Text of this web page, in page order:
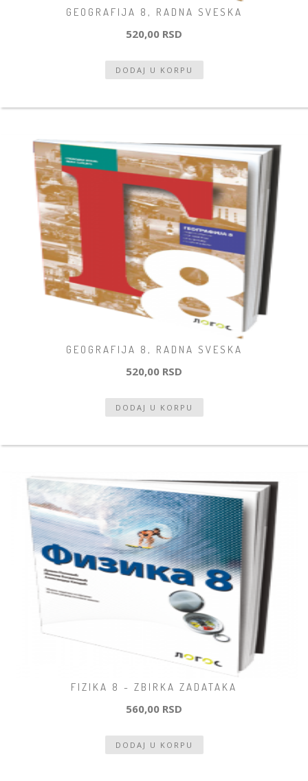
GEOGRAFIJA 8, RADNA SVESKA
520,00 RSD
GEOGRAFIJA 8, RADNA SVESKA
520,00 RSD
FIZIKA 8 - ZBIRKA ZADATAKA
560,00 RSD